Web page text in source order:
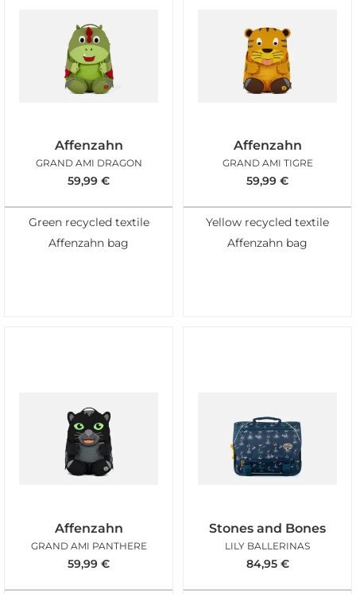
Affenzahn
GRAND AMI DRAGON
59,99 €
Green recycled textile
Affenzahn bag
Affenzahn
GRAND AMI TIGRE
59,99 €
Yellow recycled textile
Affenzahn bag
Affenzahn
GRAND AMI PANTHERE
59,99 €
Stones and Bones
LILY BALLERINAS
84,95 €